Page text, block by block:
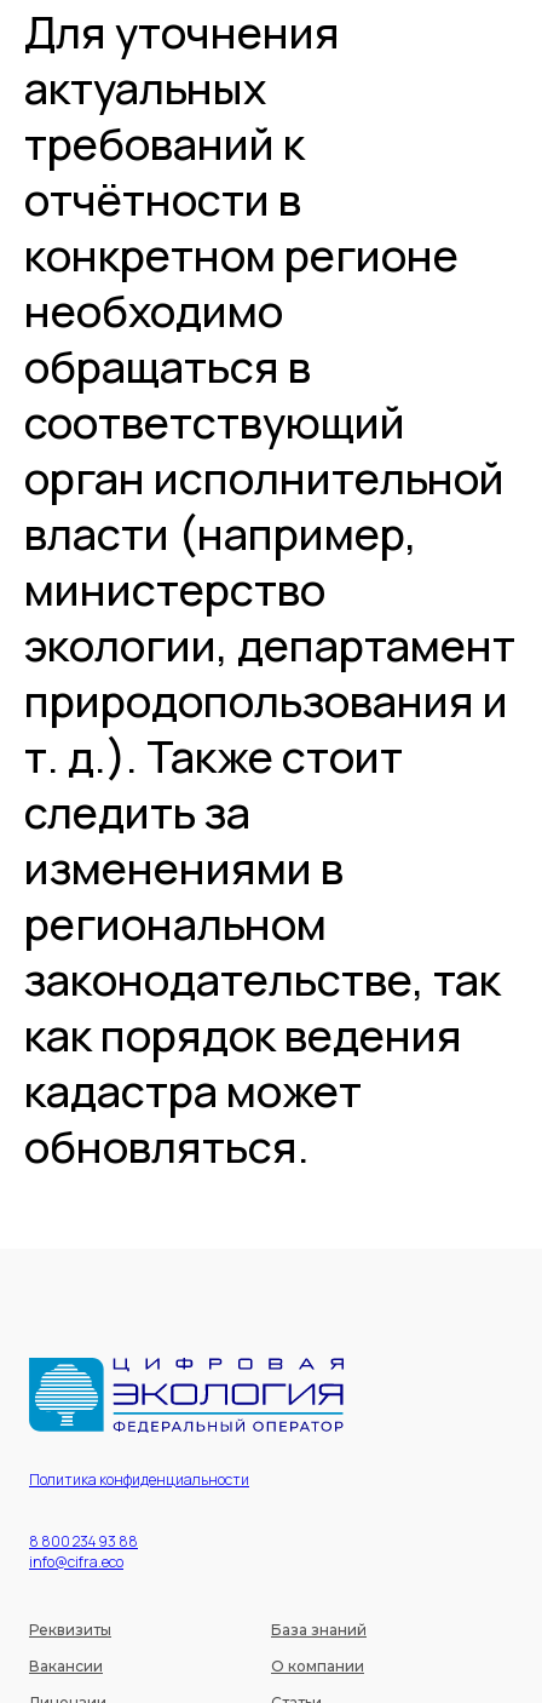
Для уточнения
актуальных
требований к
отчётности в
конкретном регионе
необходимо
обращаться в
соответствующий
орган исполнительной
власти (например,
министерство
экологии, департамент
природопользования и
т. д.). Также стоит
следить за
изменениями в
региональном
законодательстве, так
как порядок ведения
кадастра может
обновляться.
Политика конфиденциальности
8 800 234 93 88
info@cifra.eco
Реквизиты
Вакансии
База знаний
О компании